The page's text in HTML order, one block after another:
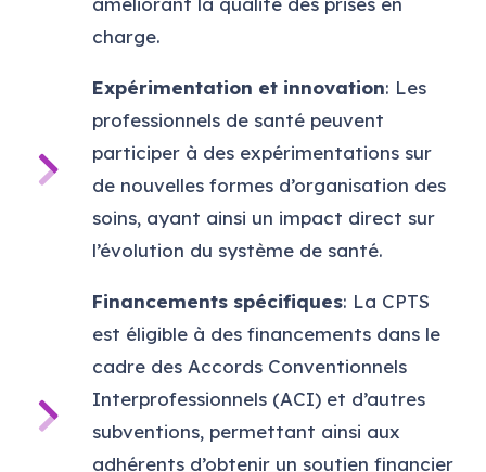
charge.
Expérimentation et innovation: Les
professionnels de santé peuvent
participer à des expérimentations sur
de nouvelles formes d’organisation des
soins, ayant ainsi un impact direct sur
l’évolution du système de santé.
Financements spécifiques: La CPTS
est éligible à des financements dans le
cadre des Accords Conventionnels
Interprofessionnels (ACI) et d’autres
subventions, permettant ainsi aux
adhérents d’obtenir un soutien financier